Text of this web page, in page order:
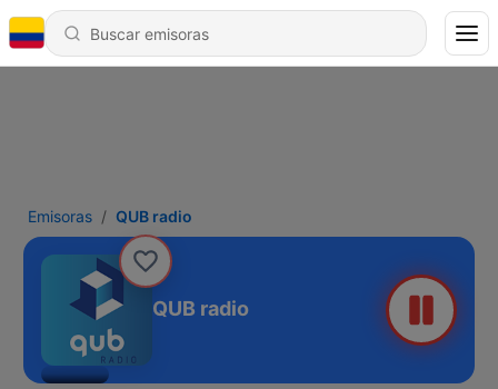
Emisoras QUB radio
QUB radio